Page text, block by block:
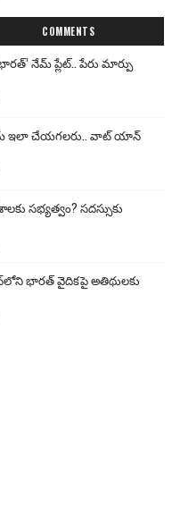
COMMENTS
నేమ్ ప్లేట్‌.. పేరు మార్పు
ఇలా చేయగలరు.. వాట్ యాన్
సభ్యత్వం? సదస్సుకు
భారత్ వైదికపై అతిథులకు